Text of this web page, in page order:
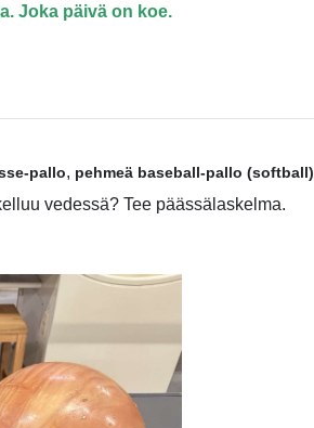
Joka päivä on koe.
pallo, pehmeä baseball-pallo (softball)
vedessä? Tee päässälaskelma.